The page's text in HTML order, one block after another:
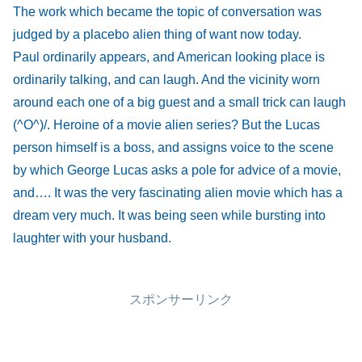
The work which became the topic of conversation was
judged by a placebo alien thing of want now today.
Paul ordinarily appears, and American looking place is
ordinarily talking, and can laugh. And the vicinity worn
around each one of a big guest and a small trick can laugh
(^O^)/. Heroine of a movie alien series? But the Lucas
person himself is a boss, and assigns voice to the scene
by which George Lucas asks a pole for advice of a movie,
and…. It was the very fascinating alien movie which has a
dream very much. It was being seen while bursting into
laughter with your husband.
スポンサーリンク